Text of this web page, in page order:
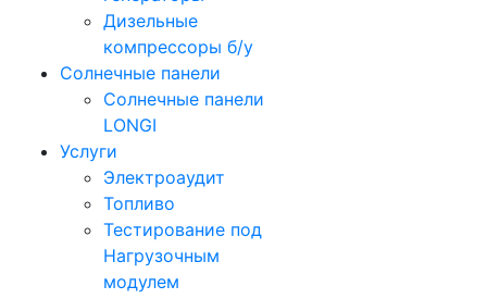
Дизельные
компрессоры б/у
Солнечные панели
Солнечные панели
LONGI
Услуги
Электроаудит
Топливо
Тестирование под
Нагрузочным
модулем